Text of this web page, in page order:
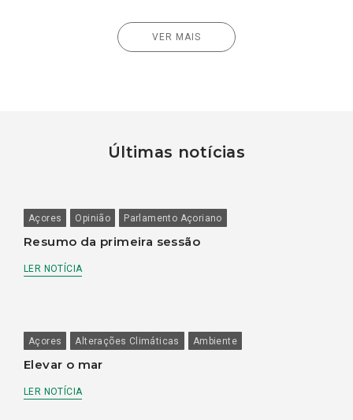
VER MAIS
Últimas notícias
Açores Opinião Parlamento Açoriano
Resumo da primeira sessão
LER NOTÍCIA
Açores Alterações Climáticas Ambiente
Elevar o mar
LER NOTÍCIA